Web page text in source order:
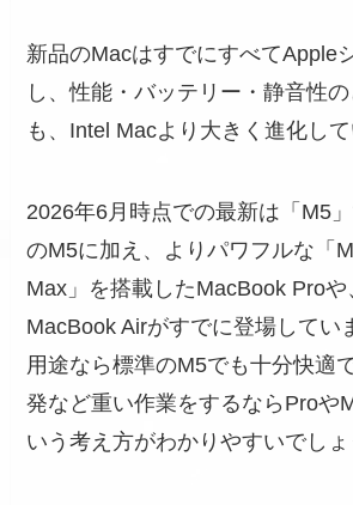
新品のMacはすでにすべてApple
し、性能・バッテリー・静音性
も、Intel Macより大きく進化して
2026年6月時点での最新は「M5
のM5に加え、よりパワフルな「
Max」を搭載したMacBook Pro
MacBook Airがすでに登場してい
用途なら標準のM5でも十分快適
発など重い作業をするならProや
いう考え方がわかりやすいでしょ